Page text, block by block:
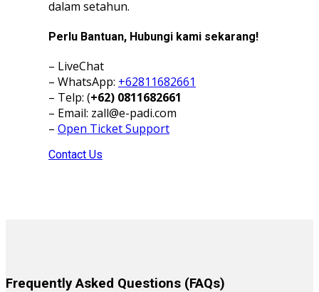
dalam setahun.
Perlu Bantuan, Hubungi kami sekarang!
– LiveChat
– WhatsApp: +62811682661
– Telp: (+62) 0811682661
– Email: zall@e-padi.com
– Open Ticket Support
Contact Us
Frequently Asked Questions (FAQs)